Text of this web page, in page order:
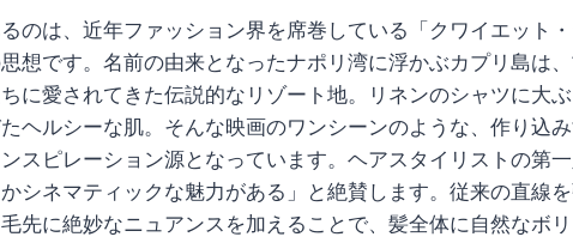
のは、近年ファッション界を席巻している「クワイエット
思想です。名前の由来となったナポリ湾に浮かぶカプリ島は
に愛されてきた伝説的なリゾート地。リネンのシャツに大
ヘルシーな肌。そんな映画のワンシーンのような、作り込
スピレーション源となっています。ヘアスタイリストの第一
かシネマティックな魅力がある」と絶賛します。従来の直線
先に絶妙なニュアンスを加えることで、髪全体に自然なボ